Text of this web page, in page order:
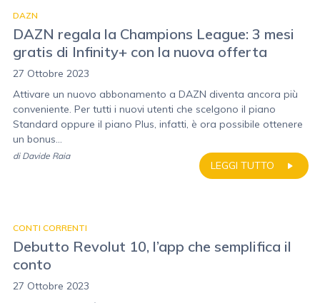
DAZN
DAZN regala la Champions League: 3 mesi
gratis di Infinity+ con la nuova offerta
27 Ottobre 2023
Attivare un nuovo abbonamento a DAZN diventa ancora più
conveniente. Per tutti i nuovi utenti che scelgono il piano
Standard oppure il piano Plus, infatti, è ora possibile ottenere
un bonus...
LEGGI TUTTO
di Davide Raia
CONTI CORRENTI
Debutto Revolut 10, l’app che semplifica il
conto
27 Ottobre 2023